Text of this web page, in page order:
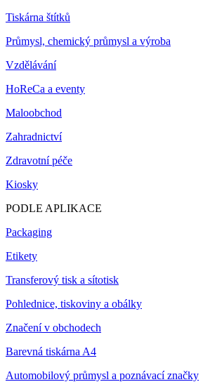
Tiskárna štítků
Průmysl, chemický průmysl a výroba
Vzdělávání
HoReCa a eventy
Maloobchod
Zahradnictví
Zdravotní péče
Kiosky
PODLE APLIKACE
Packaging
Etikety
Transferový tisk a sítotisk
Pohlednice, tiskoviny a obálky
Značení v obchodech
Barevná tiskárna A4
Automobilový průmysl a poznávací značky